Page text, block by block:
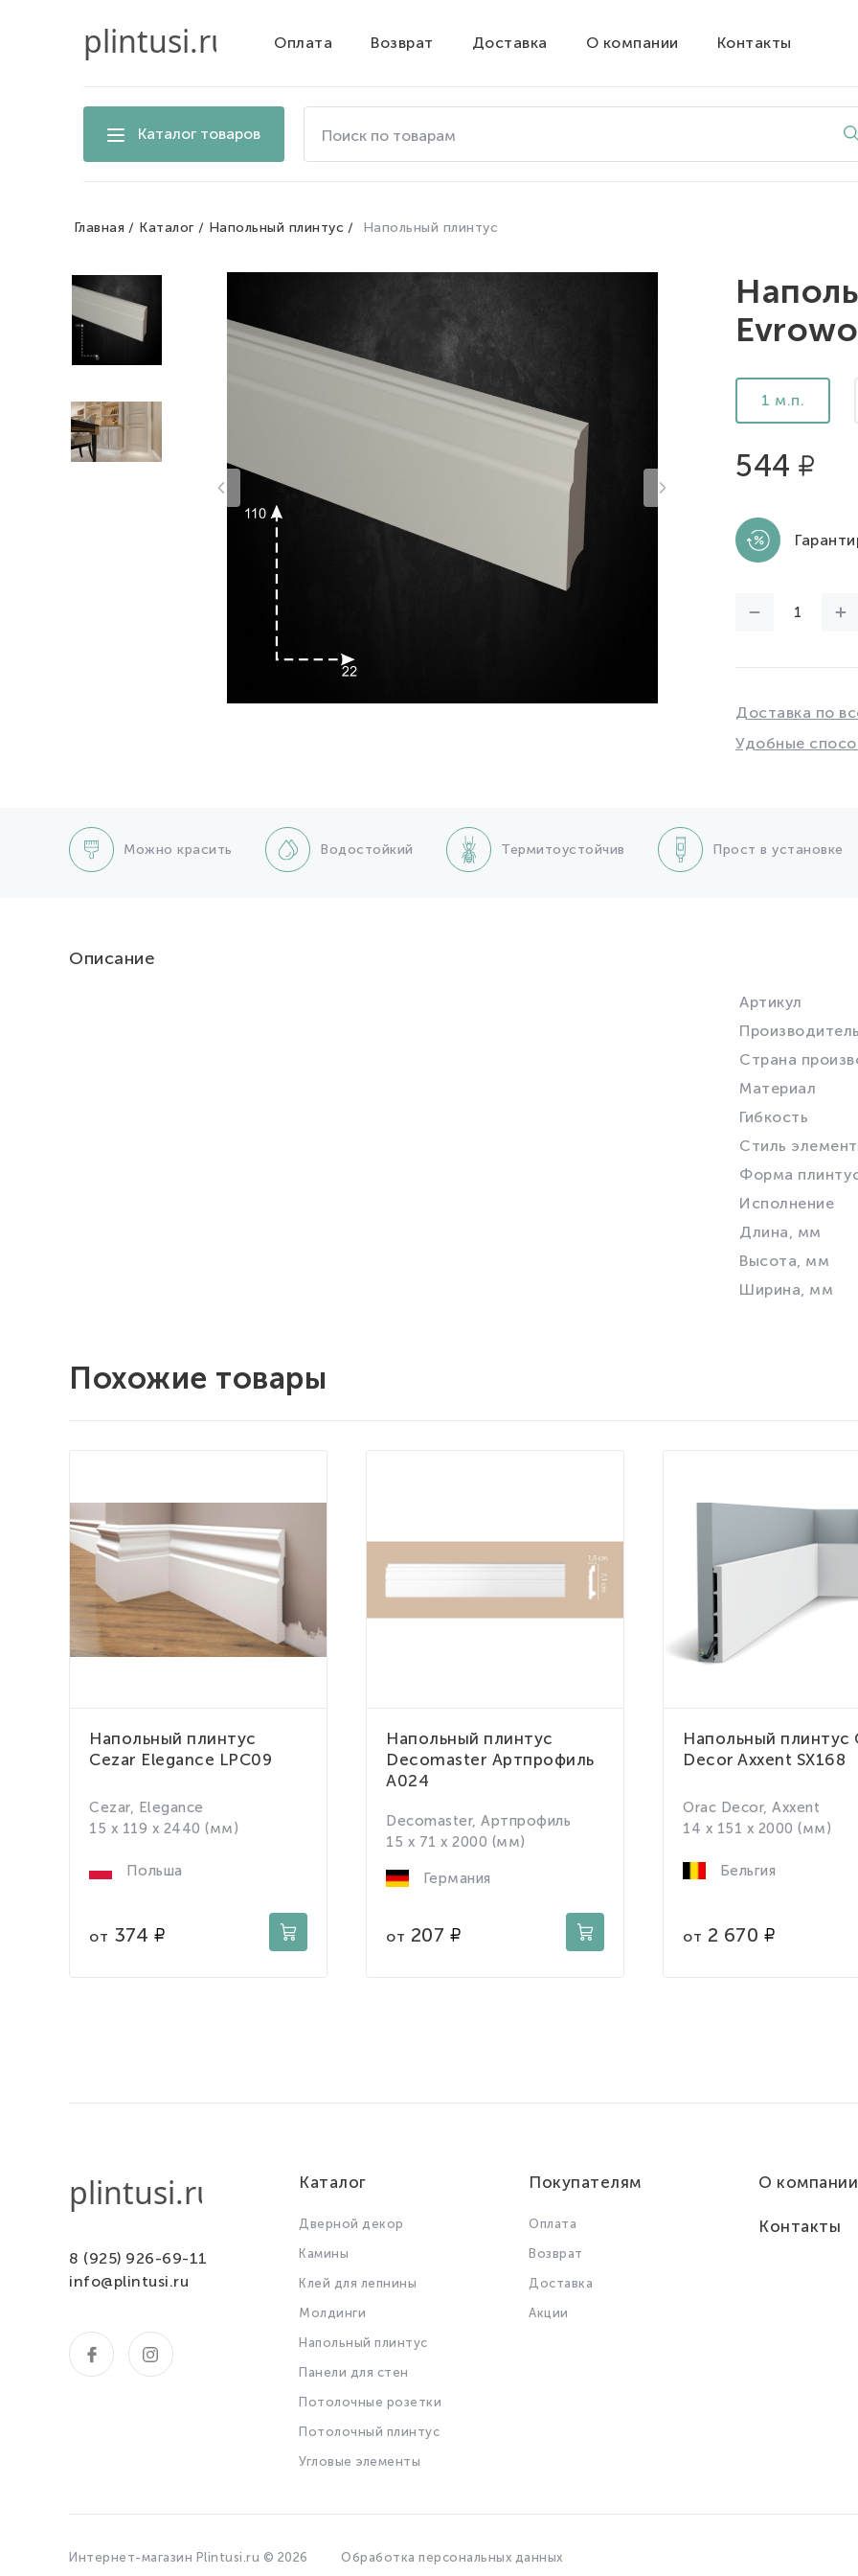
Оплата Возврат Доставка О компании Контакты
Каталог товаров
товарам
Главная Каталог Напольный плинтус Напольный плинтус
1 м.п.
544
Доставка по
Удобные
Можно красить Водостойкий Термитоустойчив Прост в установке
Описание
Артикул
Страна
Материал
Гибкость
Стиль
Форма
Исполнение
Длина, мм
Высота, мм
Ширина, мм
Похожие товары
Напольный плинтус
Cezar Elegance LPC09
Cezar, Elegance
15 x 119 x 2440 (мм)
Польша
от 374
Напольный плинтус
Decomaster Артпрофиль
A024
Decomaster, Артпрофиль
15 x 71 x 2000 (мм)
Германия
от 207
Напольный плинтус
Decor Axxent SX168
Orac Decor, Axxent
14 x 151 x 2000 (мм)
Бельгия
от 2 670
8 (925) 926-69-11
info@plintusi.ru
Каталог
Дверной декор
Камины
Клей для лепнины
Молдинги
Напольный плинтус
Панели для стен
Потолочные розетки
Потолочный плинтус
Угловые элементы
Покупателям
Оплата
Возврат
Доставка
Акции
О компании
Контакты
Интернет-магазин Plintusi.ru © 2026 Обработка персональных данных